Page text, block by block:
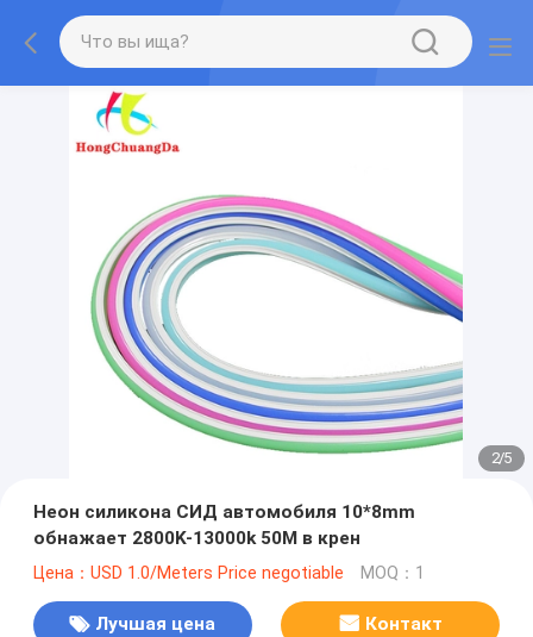
2/5
Неон силикона СИД автомобиля 10*8mm
обнажает 2800K-13000k 50M в крен
Цена：USD 1.0/Meters Price negotiable MOQ：1
Лучшая цена Контакт